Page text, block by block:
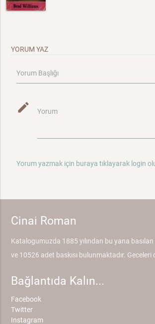
YORUM YAZ
Yorum Başlığı
mode_edit Yorum
Yorum yazmak için buraya tıklayarak login
Cinai Roman
Katalogumuzda 1885 yılından bu yana
ve 10526 adet baskısı bulunmaktadır. Geceleri
Bağlantıda Kalın...
Facebook
Twitter
Instagram